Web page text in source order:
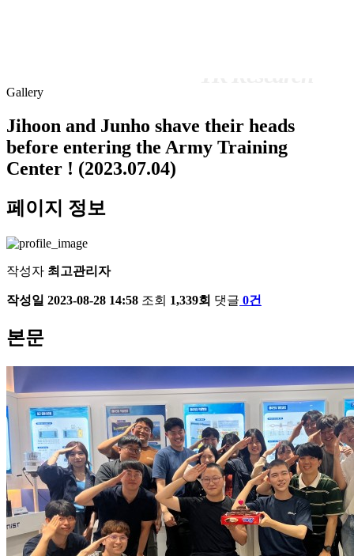
Gallery
Jihoon and Junho shave their heads
before entering the Army Training
Center ! (2023.07.04)
페이지 정보
작성자 최고관리자
작성일 2023-08-28 14:58 조회 1,339회 댓글 0건
본문